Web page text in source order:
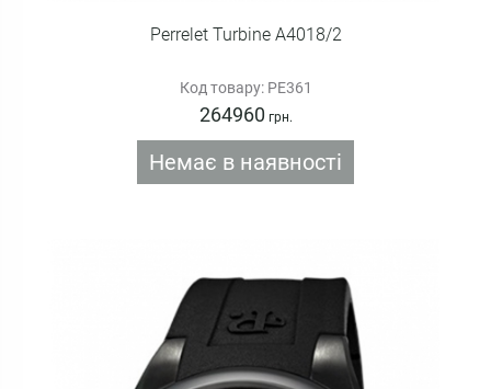
Perrelet Turbine A4018/2
Код товару: PE361
264960 грн.
Немає в наявності